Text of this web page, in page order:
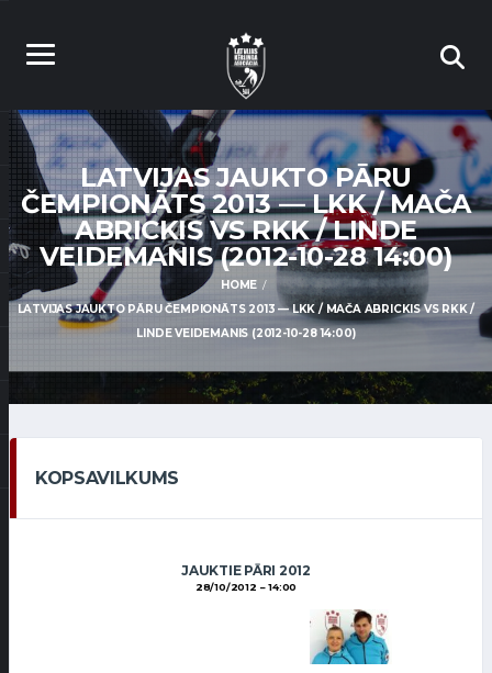
LATVIJAS JAUKTO PĀRU
ČEMPIONĀTS 2013 — LKK / MAČA
ABRICKIS VS RKK / LINDE
VEIDEMANIS (2012-10-28 14:00)
HOME
LATVIJAS JAUKTO PĀRU ČEMPIONĀTS 2013 — LKK / MAČA ABRICKIS VS RKK /
LINDE VEIDEMANIS (2012-10-28 14:00)
KOPSAVILKUMS
JAUKTIE PĀRI 2012
28/10/2012 14:00